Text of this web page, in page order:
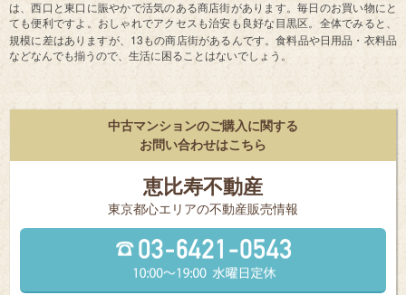
は、西口と東口に賑やかで活気のある商店街があります。毎日のお買い物にと
ても便利ですよ。おしゃれでアクセスも治安も良好な目黒区。全体でみると、
規模に差はありますが、 13 もの商店街があるんです。食料品や日用品・衣料品
などなんでも揃うので、生活に困ることはないでしょう。
中古マンションのご購入に関する
お問い合わせはこちら
恵比寿不動産
東京都⼼エリアの不動産販売情報